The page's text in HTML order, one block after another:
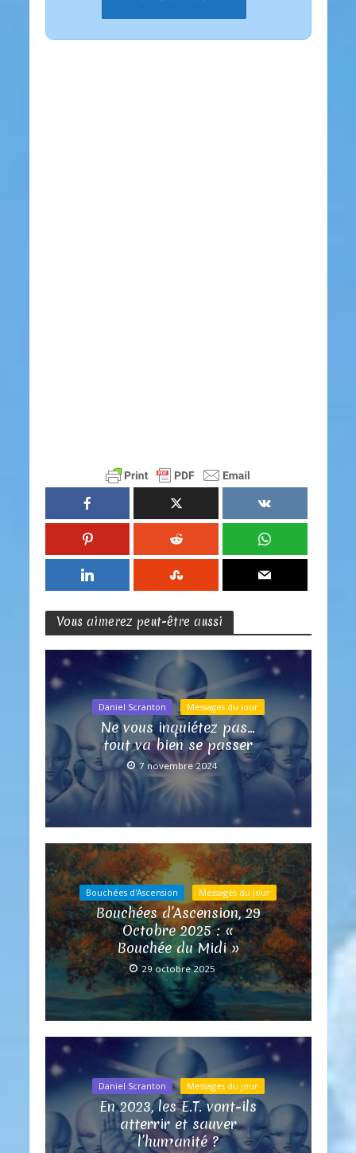
Vous aimerez peut-être aussi
Daniel Scranton Messages du jour
Ne vous inquiétez pas…
tout va bien se passer
7 novembre 2024
Bouchées d'Ascension Messages du jour
Bouchées d’Ascension, 29
Octobre 2025 : «
Bouchée du Midi »
29 octobre 2025
Daniel Scranton Messages du jour
En 2023, les E.T. vont-ils
atterrir et sauver
l’humanité ?